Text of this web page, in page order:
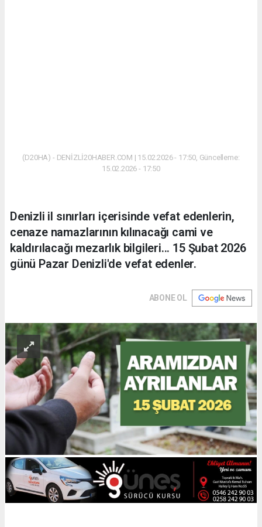
(D20HA) - DENİZLİ20HABER.COM | 15.02.2026 - 17:50, Güncelleme:
15.02.2026 - 17:50
Denizli il sınırları içerisinde vefat edenlerin,
cenaze namazlarının kılınacağı cami ve
kaldırılacağı mezarlık bilgileri... 15 Şubat 2026
günü Pazar Denizli'de vefat edenler.
ABONE OL